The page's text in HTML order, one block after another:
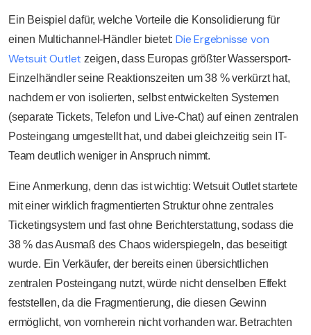
Ein Beispiel dafür, welche Vorteile die Konsolidierung für
einen Multichannel-Händler bietet: Die Ergebnisse von
Wetsuit Outlet zeigen, dass Europas größter Wassersport-
Einzelhändler seine Reaktionszeiten um 38 % verkürzt hat,
nachdem er von isolierten, selbst entwickelten Systemen
(separate Tickets, Telefon und Live-Chat) auf einen zentralen
Posteingang umgestellt hat, und dabei gleichzeitig sein IT-
Team deutlich weniger in Anspruch nimmt.
Eine Anmerkung, denn das ist wichtig: Wetsuit Outlet startete
mit einer wirklich fragmentierten Struktur ohne zentrales
Ticketingsystem und fast ohne Berichterstattung, sodass die
38 % das Ausmaß des Chaos widerspiegeln, das beseitigt
wurde. Ein Verkäufer, der bereits einen übersichtlichen
zentralen Posteingang nutzt, würde nicht denselben Effekt
feststellen, da die Fragmentierung, die diesen Gewinn
ermöglicht, von vornherein nicht vorhanden war. Betrachten